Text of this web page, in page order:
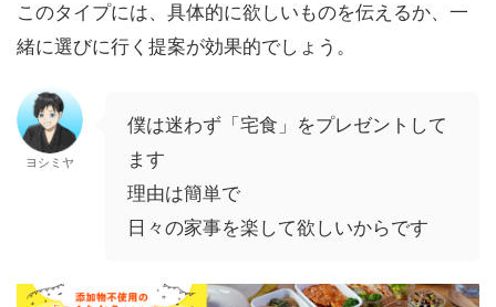
このタイプには、具体的に欲しいものを伝えるか、一
緒に選びに行く提案が効果的でしょう。
ヨシミヤ
僕は迷わず「宅食」をプレゼントして
ます
理由は簡単で
日々の家事を楽して欲しいからです